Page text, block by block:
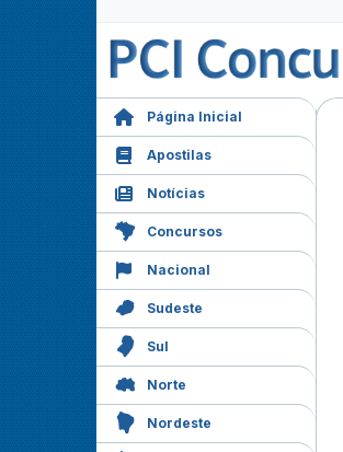
Página Inicial
Apostilas
Notícias
Concursos
Nacional
Sudeste
Sul
Norte
Nordeste